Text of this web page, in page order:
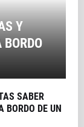
Y
SABER
BORDO DE UN